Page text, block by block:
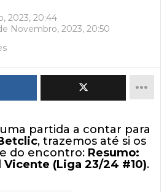
2023, 20:44
Novembro, 2023, 20:50
partida a contar para
, trazemos até si os
do encontro: Resumo:
Vicente (Liga 23/24 #10).